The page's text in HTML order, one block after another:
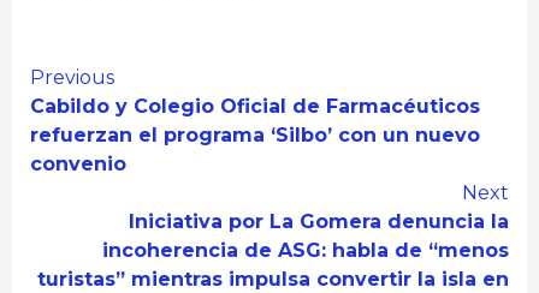
Continue
Reading
Previous
Cabildo y Colegio Oficial de Farmacéuticos
refuerzan el programa ‘Silbo’ con un nuevo
convenio
Next
Iniciativa por La Gomera denuncia la
incoherencia de ASG: habla de “menos
turistas” mientras impulsa convertir la isla en